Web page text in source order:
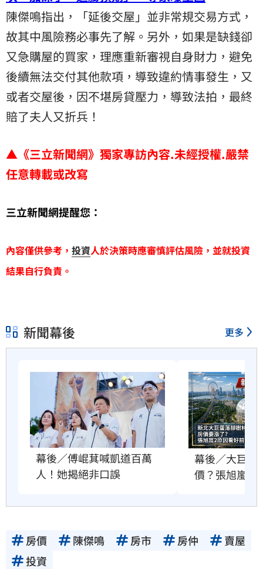
陳傑鳴指出，「延後交屋」並非常規交易方式，
故其中風險務必事先了解。另外，如果是缺錢卻
又急購屋的買家，理應重新審視自身財力，避免
後續無法交付其他款項，導致違約情事發生，又
或者交屋後，因不堪房貸壓力，導致法拍，最終
賠了夫人又折兵！
▲ 《三立新聞網》獨家專訪內容.未經授權.嚴禁
任意轉載或改寫
三立新聞網提醒您：
內容僅供參考， 投資人於決策時應審慎評估風險，並就投資
結果自行負責。
新聞幕後 更多
幕後／傅崐萁喊凱道百萬
人！她揭絕非口誤
幕後／大巨蛋
價？張旭嵐這
房價 陳傑鳴 房市 房仲
賣屋
投資